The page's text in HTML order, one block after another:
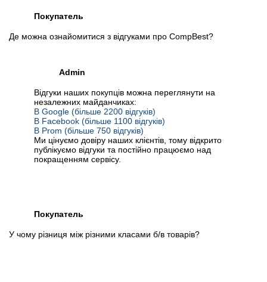
Покупатель
Де можна ознайомитися з відгуками про CompBest?
Admin
Відгуки наших покупців можна переглянути на
незалежних майданчиках:
В Google (більше 2200 відгуків)
В Facebook (більше 1100 відгуків)
В Prom (більше 750 відгуків)
Ми цінуємо довіру наших клієнтів, тому відкрито
публікуємо відгуки та постійно працюємо над
покращенням сервісу.
Покупатель
У чому різниця між різними класами б/в товарів?